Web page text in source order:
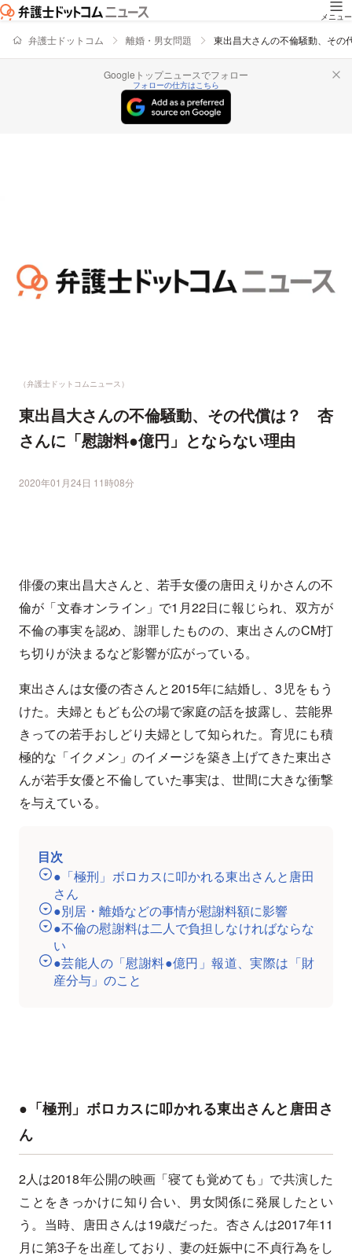
メニュー
弁護士ドットコム 離婚・男女問題 東出昌大さんの不倫騒動、そ
Googleトップニュースでフォロー
フォローの仕方はこちら
（弁護士ドットコムニュース）
東出昌大さんの不倫騒動、その代償は？ 杏
さんに「慰謝料●億円」とならない理由
2020年01月24日 11時08分
俳優の東出昌大さんと、若手女優の唐田えりかさんの不
倫が「文春オンライン」で1月22日に報じられ、双方が
不倫の事実を認め、謝罪したものの、東出さんのCM打
ち切りが決まるなど影響が広がっている。
東出さんは女優の杏さんと2015年に結婚し、3児をもう
けた。夫婦ともども公の場で家庭の話を披露し、芸能界
きっての若手おしどり夫婦として知られた。育児にも積
極的な「イクメン」のイメージを築き上げてきた東出さ
んが若手女優と不倫していた事実は、世間に大きな衝撃
を与えている。
目次
●「極刑」ボロカスに叩かれる東出さんと唐田
さん
●別居・離婚などの事情が慰謝料額に影響
●不倫の慰謝料は二人で負担しなければならな
い
●芸能人の「慰謝料●億円」報道、実際は「財
産分与」のこと
●「極刑」ボロカスに叩かれる東出さんと唐田さ
ん
2人は2018年公開の映画「寝ても覚めても」で共演した
ことをきっかけに知り合い、男女関係に発展したとい
う。当時、唐田さんは19歳だった。杏さんは2017年11
月に第3子を出産しており、妻の妊娠中に不貞行為をし